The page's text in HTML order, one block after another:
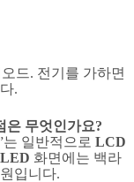
드. 전기를 가하면
.
은 무엇인가요?
일반적으로 LCD
화면에는 백라
입니다.